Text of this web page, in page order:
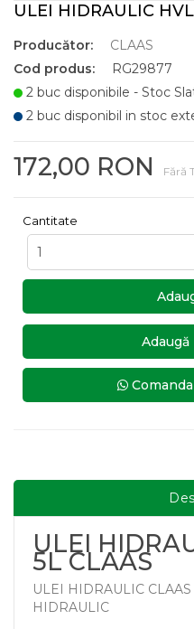
ULEI HIDRAULIC
Producător:
CLAAS
Cod produs:
RG29877
2 buc disponibile - Stoc
2 buc disponibil in stoc
172,00 RON Fără
Cantitate
ULEI
5L CLAAS
ULEI HIDRAULIC CLAAS
HIDRAULIC